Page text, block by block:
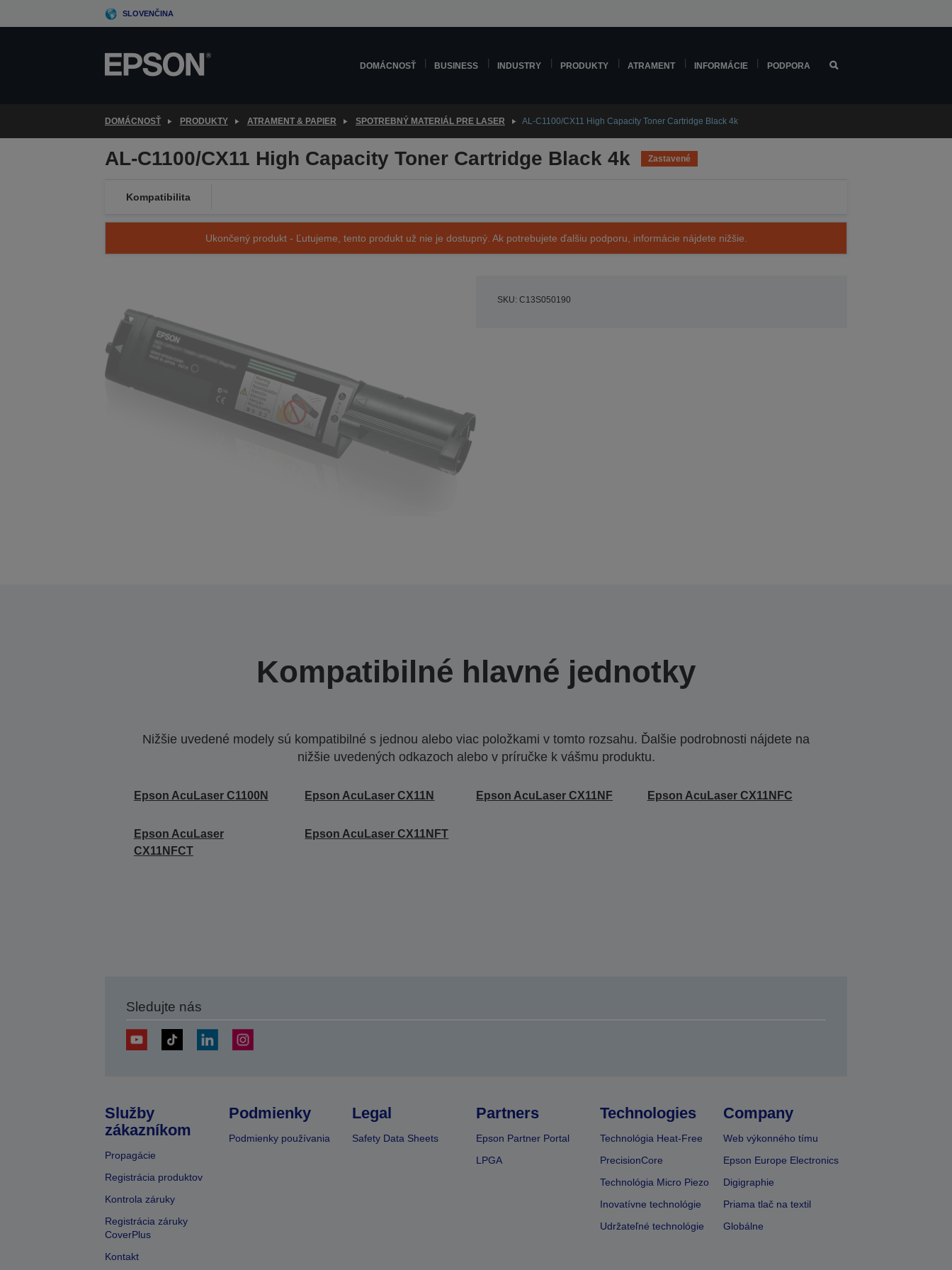
to
SLOVENČINA
DOMÁCNOSŤ BUSINESS INDUSTRY PRODUKTY ATRAMENT INFORMÁCIE PODPORA
DOMÁCNOSŤ PRODUKTY ATRAMENT & PAPIER SPOTREBNÝ MATERIÁL PRE LASER AL-C1100/CX11 High Capacity Toner Cartridge Black 4k
AL-C1100/CX11 High Capacity Toner Cartridge Black 4k Zastavené
Kompatibilita
Ukončený produkt - Ľutujeme, tento produkt už nie je dostupný. Ak potrebujete ďalšiu podporu, informácie nájdete nižšie.
SKU: C13S050190
Kompatibilné hlavné jednotky
Nižšie uvedené modely sú kompatibilné s jednou alebo viac položkami v tomto rozsahu. Ďalšie podrobnosti nájdete na
nižšie uvedených odkazoch alebo v príručke k vášmu produktu.
Epson AcuLaser C1100N Epson AcuLaser CX11N Epson AcuLaser CX11NF Epson AcuLaser CX11NFC
Epson AcuLaser
CX11NFCT
Epson AcuLaser CX11NFT
Sledujte nás
Služby
zákazníkom
Propagácie
Registrácia produktov
Kontrola záruky
Registrácia záruky
CoverPlus
Kontakt
Podmienky
Podmienky používania
Legal
Safety Data Sheets
Partners
Epson Partner Portal
LPGA
Technologies
Technológia Heat-Free
PrecisionCore
Technológia Micro Piezo
Inovatívne technológie
Udržateľné technológie
Company
Web výkonného tímu
Epson Europe Electronics
Digigraphie
Priama tlač na textil
Globálne